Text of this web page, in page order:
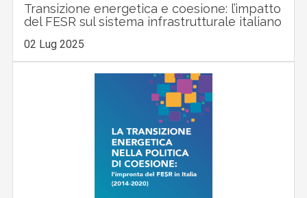
Transizione energetica e coesione: l’impatto
del FESR sul sistema infrastrutturale italiano
02 Lug 2025